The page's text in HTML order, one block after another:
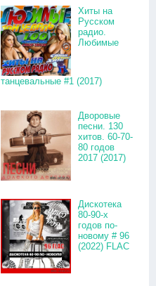
Хиты на
Русском
радио.
Любимые
танцевальные #1 (2017)
Дворовые
песни. 130
хитов. 60-70-
80 годов
2017 (2017)
Дискотека
80-90-х
годов по-
новому # 96
(2022) FLAC